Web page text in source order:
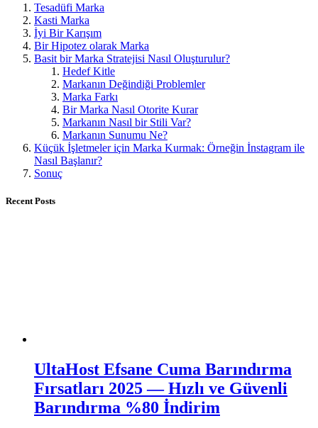
Tesadüfi Marka
Kasti Marka
İyi Bir Karışım
Bir Hipotez olarak Marka
Basit bir Marka Stratejisi Nasıl Oluşturulur?
Hedef Kitle
Markanın Değindiği Problemler
Marka Farkı
Bir Marka Nasıl Otorite Kurar
Markanın Nasıl bir Stili Var?
Markanın Sunumu Ne?
Küçük İşletmeler için Marka Kurmak: Örneğin İnstagram ile
Nasıl Başlanır?
Sonuç
Recent Posts
UltaHost Efsane Cuma Barındırma
Fırsatları 2025 — Hızlı ve Güvenli
Barındırma %80 İndirim